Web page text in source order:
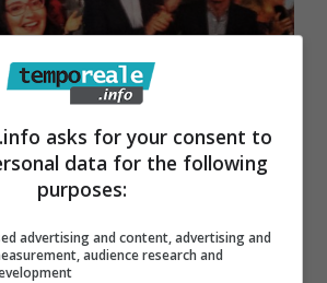
intervista a Paola
25 Giugno 2018
asks for your consent to
data for the following
purposes:
advertising and content, advertising and
audience research and